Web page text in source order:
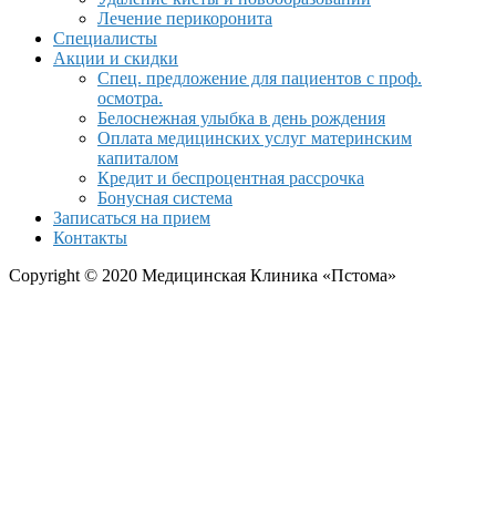
Лечение перикоронита
Специалисты
Акции и скидки
Спец. предложение для пациентов с проф.
осмотра.
Белоснежная улыбка в день рождения
Оплата медицинских услуг материнским
капиталом
Кредит и беспроцентная рассрочка
Бонусная система
Записаться на прием
Контакты
Copyright © 2020 Медицинская Клиника «Пстома»